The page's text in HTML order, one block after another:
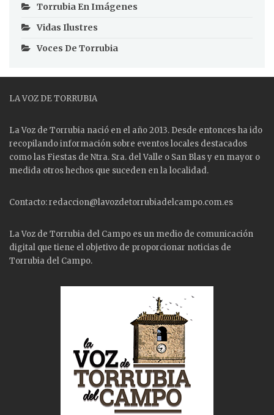
Torrubia En Imágenes
Vidas Ilustres
Voces De Torrubia
LA VOZ DE TORRUBIA
La Voz de Torrubia nació en el año 2013. Desde entonces ha ido
recopilando información sobre eventos locales destacados
como las Fiestas de Ntra. Sra. del Valle o San Blas y en mayor o
medida otros hechos que suceden en la localidad.
Contacto: redaccion@lavozdetorrubiadelcampo.com.es
La Voz de Torrubia del Campo es un medio de comunicación
digital que tiene el objetivo de proporcionar noticias de
Torrubia del Campo.